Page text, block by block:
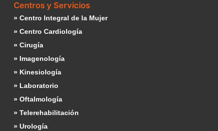
Centros y Servicios
» Centro Integral de la Mujer
» Centro Cardiología
» Cirugía
» Imagenología
» Kinesiología
» Laboratorio
» Oftalmología
» Telerehabilitación
» Urología